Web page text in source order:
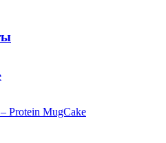
Protein MugCake